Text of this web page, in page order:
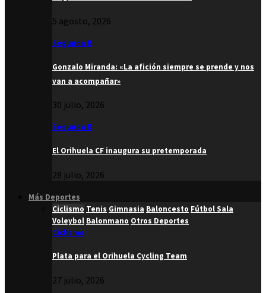
5 agosto, 2026
Segunda B
Gonzalo Miranda: «La afición siempre se prende y nos
van a acompañar»
30 julio, 2026
Segunda B
El Orihuela CF inaugura su pretemporada
28 julio, 2026
Más Deportes
Ciclismo Tenis Gimnasia Baloncesto Fútbol Sala
Voleybol Balonmano Otros Deportes
Ciclismo
Plata para el Orihuela Cycling Team
27 julio, 2026